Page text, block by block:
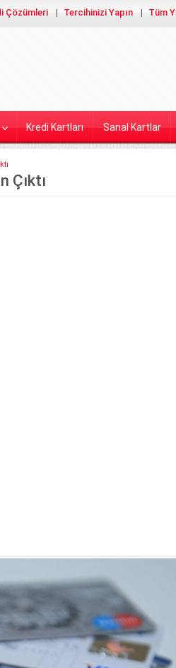
Çözümleri Tercihinizi Yapın Tüm
Kredi Kartları Sanal Kartlar
Çıktı